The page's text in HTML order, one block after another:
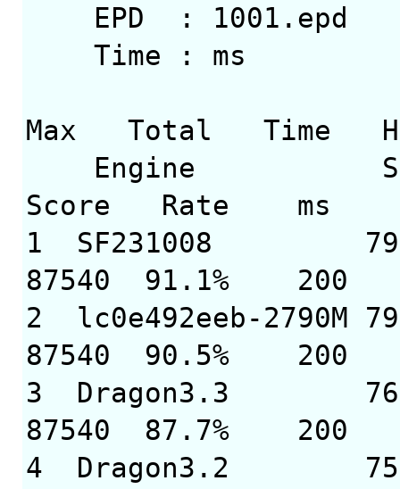
EPD : 1001.epd
Time : ms
Max Total
Engine Score
Score Rate
1 SF231008
87540 91.1%
2 lc0e492eeb-
87540 90.5%
3 Dragon3.3
87540 87.7%
4 Dragon3.2